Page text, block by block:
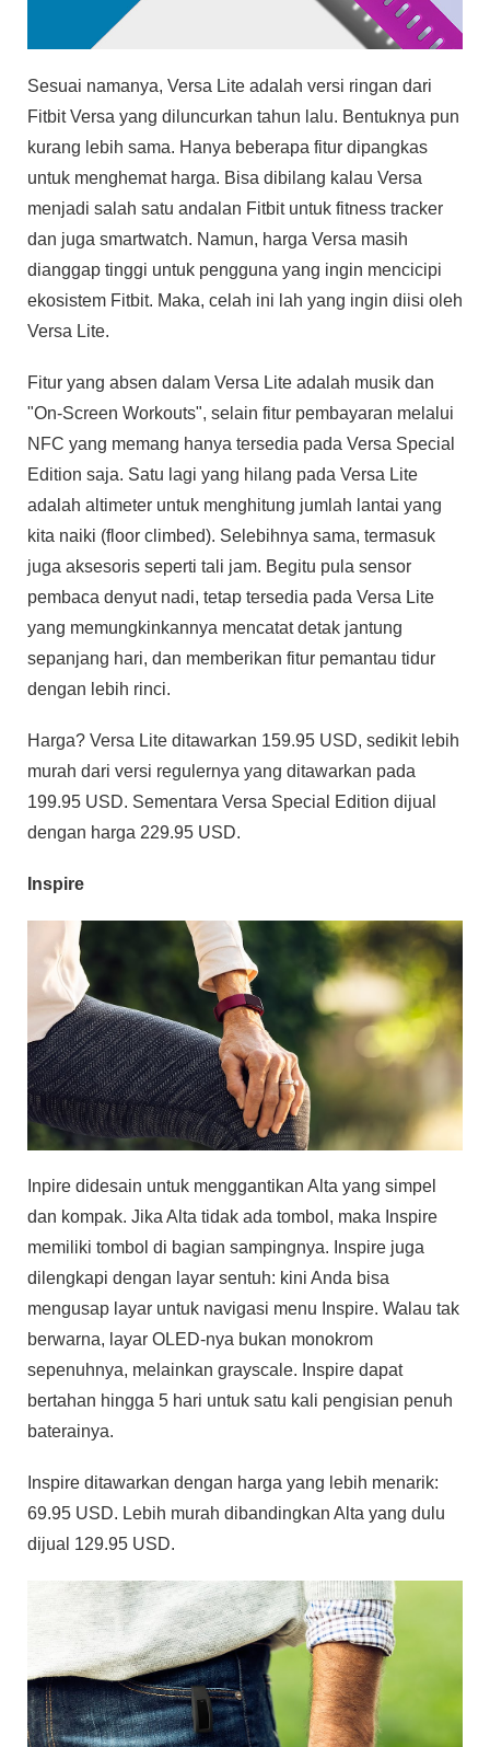
Sesuai namanya, Versa Lite adalah versi ringan dari
Fitbit Versa yang diluncurkan tahun lalu. Bentuknya pun
kurang lebih sama. Hanya beberapa fitur dipangkas
untuk menghemat harga. Bisa dibilang kalau Versa
menjadi salah satu andalan Fitbit untuk fitness tracker
dan juga smartwatch. Namun, harga Versa masih
dianggap tinggi untuk pengguna yang ingin mencicipi
ekosistem Fitbit. Maka, celah ini lah yang ingin diisi oleh
Versa Lite.
Fitur yang absen dalam Versa Lite adalah musik dan
"On-Screen Workouts", selain fitur pembayaran melalui
NFC yang memang hanya tersedia pada Versa Special
Edition saja. Satu lagi yang hilang pada Versa Lite
adalah altimeter untuk menghitung jumlah lantai yang
kita naiki (floor climbed). Selebihnya sama, termasuk
juga aksesoris seperti tali jam. Begitu pula sensor
pembaca denyut nadi, tetap tersedia pada Versa Lite
yang memungkinkannya mencatat detak jantung
sepanjang hari, dan memberikan fitur pemantau tidur
dengan lebih rinci.
Harga? Versa Lite ditawarkan 159.95 USD, sedikit lebih
murah dari versi regulernya yang ditawarkan pada
199.95 USD. Sementara Versa Special Edition dijual
dengan harga 229.95 USD.
Inspire
Inpire didesain untuk menggantikan Alta yang simpel
dan kompak. Jika Alta tidak ada tombol, maka Inspire
memiliki tombol di bagian sampingnya. Inspire juga
dilengkapi dengan layar sentuh: kini Anda bisa
mengusap layar untuk navigasi menu Inspire. Walau tak
berwarna, layar OLED-nya bukan monokrom
sepenuhnya, melainkan grayscale. Inspire dapat
bertahan hingga 5 hari untuk satu kali pengisian penuh
baterainya.
Inspire ditawarkan dengan harga yang lebih menarik:
69.95 USD. Lebih murah dibandingkan Alta yang dulu
dijual 129.95 USD.